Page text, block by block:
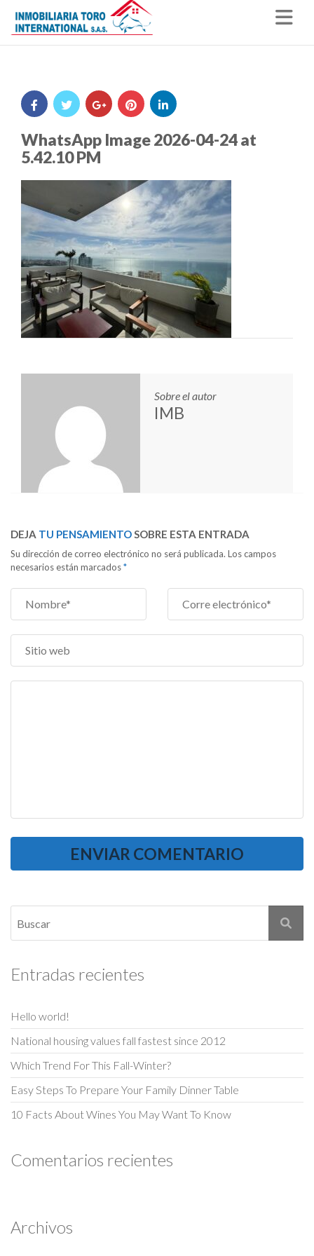
WhatsApp Image 2026-04-24 at
5.42.10 PM
Sobre el autor
IMB
DEJA TU PENSAMIENTOSOBRE ESTA ENTRADA
Su dirección de correo electrónico no será publicada. Los campos
necesarios están marcados*
Entradas recientes
Hello world!
National housing values fall fastest since 2012
Which Trend For This Fall-Winter?
Easy Steps To Prepare Your Family Dinner Table
10 Facts About Wines You May Want To Know
Comentarios recientes
Archivos